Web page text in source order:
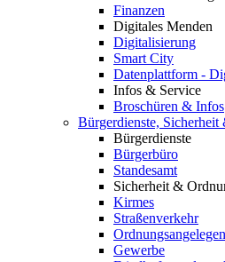
Finanzen
Digitales Menden
Digitalisierung
Smart City
Datenplattform -
Infos & Service
Broschüren & Infos
Bürgerdienste,
Bürgerdienste
Bürgerbüro
Standesamt
Sicherheit &
Kirmes
Straßenverkehr
Gewerbe